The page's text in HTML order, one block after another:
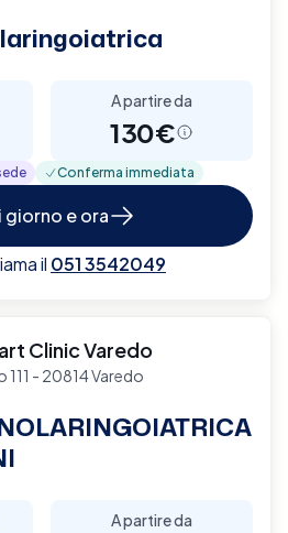
A partire da
130€
Conferma immediata
giorno e ora
il 051 3542049
Clinic Varedo
111 - 20814 Varedo
A partire da